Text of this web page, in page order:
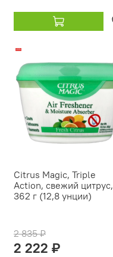
-22%
Citrus Magic, Triple
Action, свежий цитрус,
362 г (12,8 унции)
2 835 ₽
2 222 ₽